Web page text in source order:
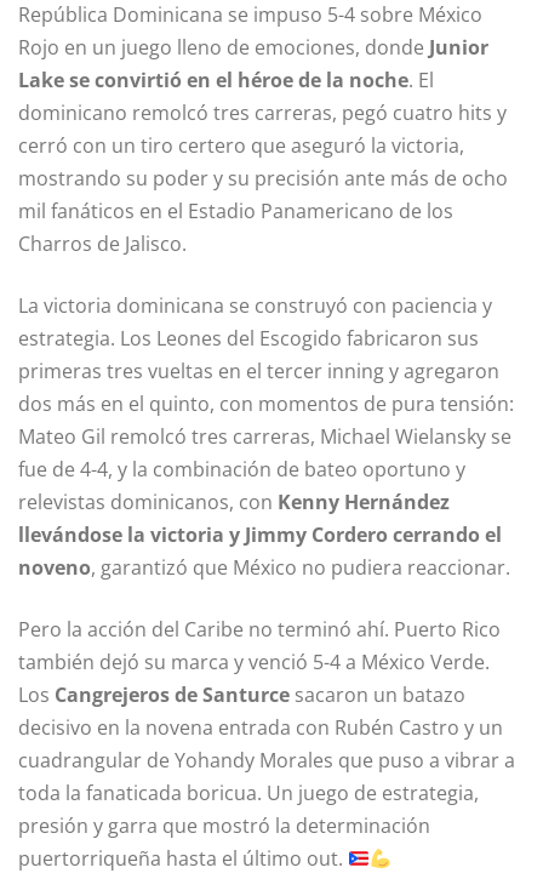
República Dominicana se impuso 5-4 sobre México
Rojo en un juego lleno de emociones, donde Junior
Lake se convirtió en el héroe de la noche. El
dominicano remolcó tres carreras, pegó cuatro hits y
cerró con un tiro certero que aseguró la victoria,
mostrando su poder y su precisión ante más de ocho
mil fanáticos en el Estadio Panamericano de los
Charros de Jalisco.
La victoria dominicana se construyó con paciencia y
estrategia. Los Leones del Escogido fabricaron sus
primeras tres vueltas en el tercer inning y agregaron
dos más en el quinto, con momentos de pura tensión:
Mateo Gil remolcó tres carreras, Michael Wielansky se
fue de 4-4, y la combinación de bateo oportuno y
relevistas dominicanos, con Kenny Hernández
llevándose la victoria y Jimmy Cordero cerrando el
noveno, garantizó que México no pudiera reaccionar.
Pero la acción del Caribe no terminó ahí. Puerto Rico
también dejó su marca y venció 5-4 a México Verde.
Los Cangrejeros de Santurce sacaron un batazo
decisivo en la novena entrada con Rubén Castro y un
cuadrangular de Yohandy Morales que puso a vibrar a
toda la fanaticada boricua. Un juego de estrategia,
presión y garra que mostró la determinación
puertorriqueña hasta el último out.